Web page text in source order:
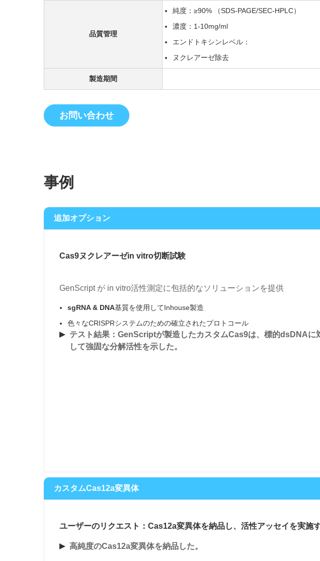
品質管理
純度：≥90% （SDS-PAGE/SEC-HPLC）
濃度：1-10mg/ml
エンドトキシンレベル：
ヌクレアーゼ除去
製造期間
お問い合わせ
事例
追加オプション
Cas9ヌクレアーゼin vitro切断試験
GenScript が in vitro活性測定に包括的なソリューションを提供
sgRNA & DNA基質を使用してInhouse製造
色々なCRISPRシステムのための確立されたプロトコール
テスト結果：GenScriptが製造したカスタムCas9は、標的dsDNAに
して強固な分解活性を示した。
カスタムCas12a変異体
ユーザーのリクエスト：Cas12a変異体を納品し、活性アッセイを実施す
高純度のCas12a変異体を納品した。